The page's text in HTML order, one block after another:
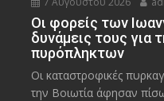
Οι φορείς των
δυνάμεις τους για
πυρόπληκτων
Οι καταστροφικές
την Bοιωτία άφησαν